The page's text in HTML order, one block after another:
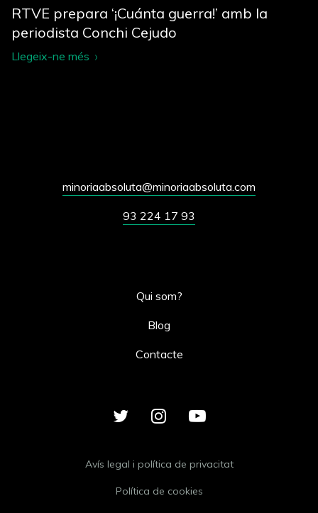
RTVE prepara ‘¡Cuánta guerra!’ amb la
periodista Conchi Cejudo
Llegeix-ne més
minoriaabsoluta@minoriaabsoluta.com
93 224 17 93
Qui som?
Blog
Contacte
Avís legal i política de privacitat
Política de cookies